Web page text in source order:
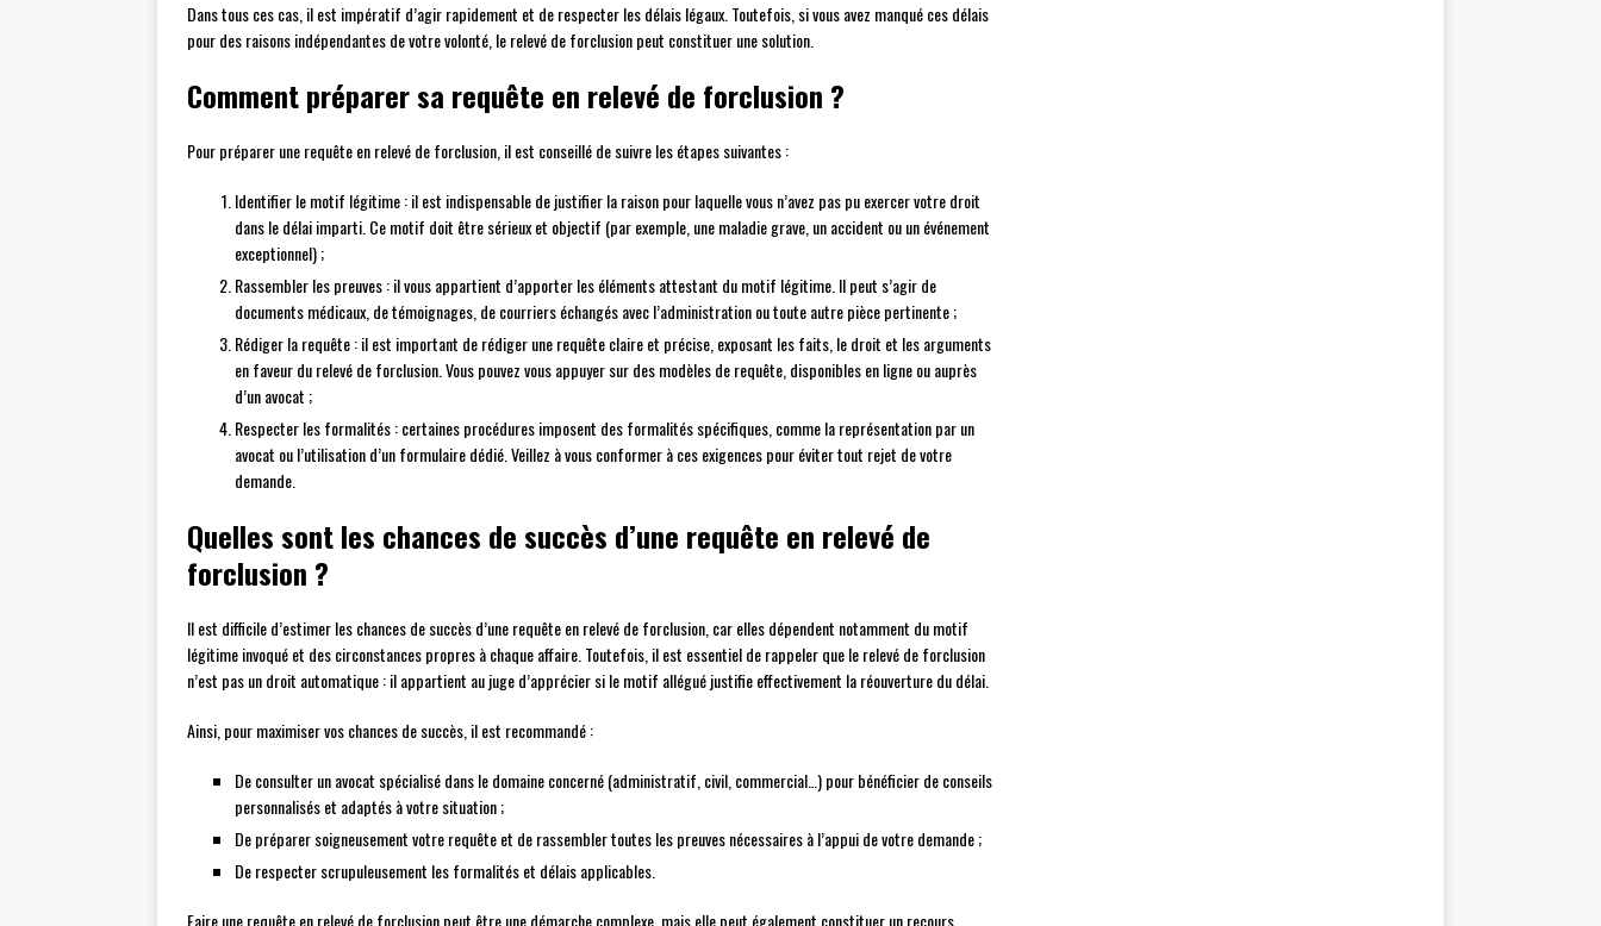
Dans tous ces cas, il est impératif d’agir rapidement et de respecter les délais légaux. Toutefois, si vous avez manqué ces délais
pour des raisons indépendantes de votre volonté, le relevé de forclusion peut constituer une solution.
Comment préparer sa requête en relevé de forclusion ?
Pour préparer une requête en relevé de forclusion, il est conseillé de suivre les étapes suivantes :
Identifier le motif légitime : il est indispensable de justifier la raison pour laquelle vous n’avez pas pu exercer votre droit
dans le délai imparti. Ce motif doit être sérieux et objectif (par exemple, une maladie grave, un accident ou un événement
exceptionnel) ;
Rassembler les preuves : il vous appartient d’apporter les éléments attestant du motif légitime. Il peut s’agir de
documents médicaux, de témoignages, de courriers échangés avec l’administration ou toute autre pièce pertinente ;
Rédiger la requête : il est important de rédiger une requête claire et précise, exposant les faits, le droit et les arguments
en faveur du relevé de forclusion. Vous pouvez vous appuyer sur des modèles de requête, disponibles en ligne ou auprès
d’un avocat ;
Respecter les formalités : certaines procédures imposent des formalités spécifiques, comme la représentation par un
avocat ou l’utilisation d’un formulaire dédié. Veillez à vous conformer à ces exigences pour éviter tout rejet de votre
demande.
Quelles sont les chances de succès d’une requête en relevé de
forclusion ?
Il est difficile d’estimer les chances de succès d’une requête en relevé de forclusion, car elles dépendent notamment du motif
légitime invoqué et des circonstances propres à chaque affaire. Toutefois, il est essentiel de rappeler que le relevé de forclusion
n’est pas un droit automatique : il appartient au juge d’apprécier si le motif allégué justifie effectivement la réouverture du délai.
Ainsi, pour maximiser vos chances de succès, il est recommandé :
De consulter un avocat spécialisé dans le domaine concerné (administratif, civil, commercial…) pour bénéficier de conseils
personnalisés et adaptés à votre situation ;
De préparer soigneusement votre requête et de rassembler toutes les preuves nécessaires à l’appui de votre demande ;
De respecter scrupuleusement les formalités et délais applicables.
Faire une requête en relevé de forclusion peut être une démarche complexe, mais elle peut également constituer un recours